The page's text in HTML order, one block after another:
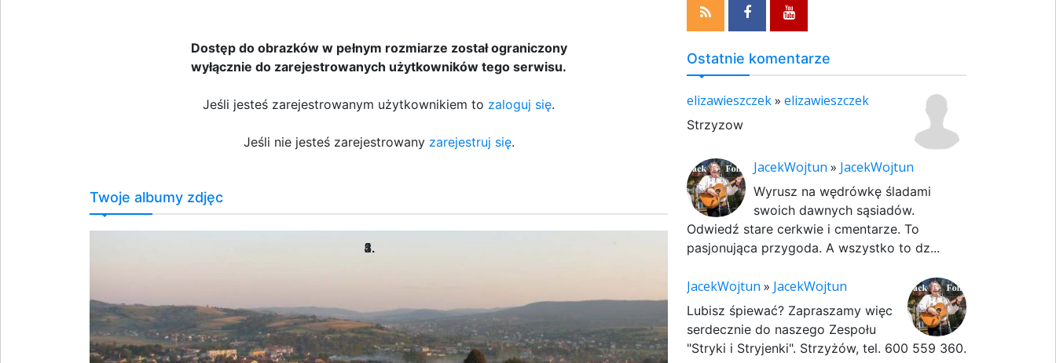
Dostęp do obrazków w pełnym rozmiarze został ograniczony
wyłącznie do zarejestrowanych użytkowników tego serwisu.
Jeśli jesteś zarejestrowanym użytkownikiem to zaloguj się.
Jeśli nie jesteś zarejestrowany zarejestruj się.
Twoje albumy zdjęc
Ostatnie komentarze
elizawieszczek» elizawieszczek
Strzyzow
JacekWojtun » JacekWojtun
Wyrusz na wędrówkę śladami
swoich dawnych sąsiadów.
Odwiedź stare cerkwie i cmentarze. To
pasjonująca przygoda. A wszystko to dz...
JacekWojtun » JacekWojtun
Lubisz śpiewać? Zapraszamy więc
serdecznie do naszego Zespołu
"Stryki i Stryjenki". Strzyżów, tel. 600 559 360.